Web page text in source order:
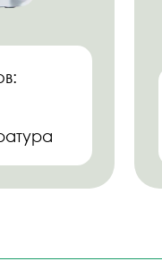
в неделю.